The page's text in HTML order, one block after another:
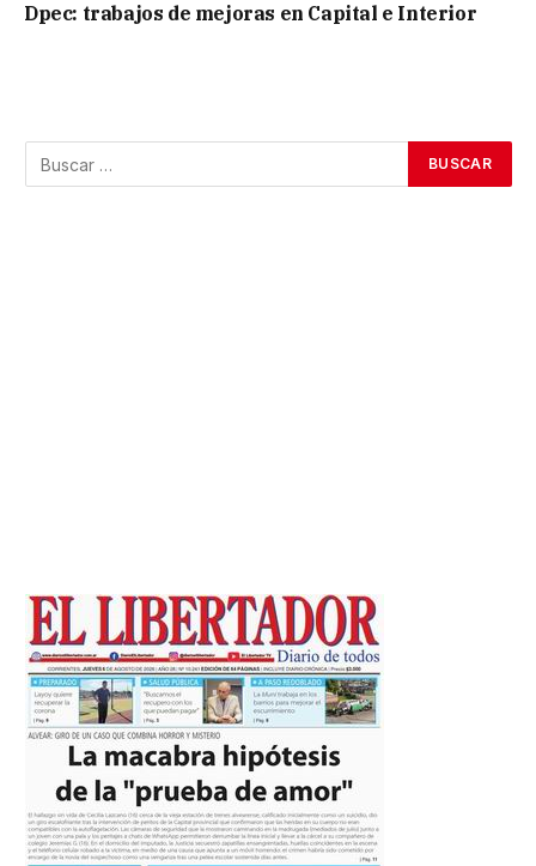
Dpec: trabajos de mejoras en Capital e Interior